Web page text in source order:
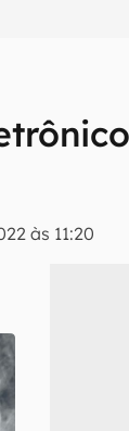
às 11:20
sobre
de